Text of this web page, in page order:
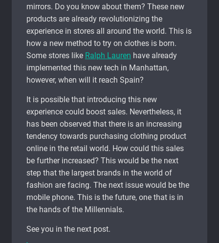
mirrors. Do you know about them? These new
products are already revolutionizing the
experience in stores all around the world. This is
how a new method to try on clothes is born.
Some stores like Ralph Lauren have already
implemented this new tech in Manhattan,
however, when will it reach Spain?
It is possible that introducing this new
experience could boost sales. Nevertheless, it
has been observed that there is an increasing
tendency towards purchasing clothing product
online in the retail world. How could this sales
be further increased? This would be the next
step that the largest brands in the world of
fashion are facing. The next issue would be the
mobile phone. This is the future, one that is in
the hands of the Millennials.
See you in the next post.